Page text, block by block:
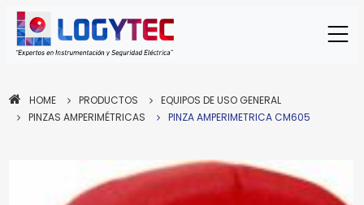
HOME PRODUCTOS
EQUIPOS DE USO GENERAL
PINZAS AMPERIMÉTRICAS
PINZA AMPERIMETRICA CM605